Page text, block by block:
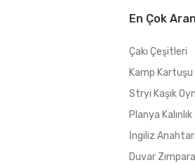
En Çok
Çakı Çeşitleri
Kamp Kartuşu
Stryi Kaşık
Planya Kalınlık
İngiliz Anahtarı
Duvar Zımpara